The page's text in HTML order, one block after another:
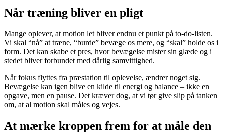
Når træning bliver en pligt
Mange oplever, at motion let bliver endnu et punkt på to-do-listen.
Vi skal “nå” at træne, “burde” bevæge os mere, og “skal” holde os i
form. Det kan skabe et pres, hvor bevægelse mister sin glæde og i
stedet bliver forbundet med dårlig samvittighed.
Når fokus flyttes fra præstation til oplevelse, ændrer noget sig.
Bevægelse kan igen blive en kilde til energi og balance – ikke en
opgave, men en pause. Det kræver dog, at vi tør give slip på tanken
om, at al motion skal måles og vejes.
At mærke kroppen frem for at måle den